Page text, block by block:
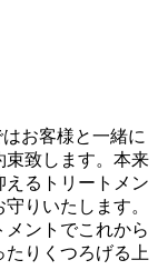
お客様と一緒に
束致します。本来
るトリートメン
りいたします。
ントでこれから
たりくつろげる上